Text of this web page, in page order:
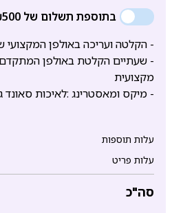
בתוספת תשלום של ₪500
- הקלטה ועריכה באולפן המקצועי
- שעתיים הקלטת באולפן המתקדם
מקצועית
- מיקס ומאסטרינג :לאיכות סאונד
עלות תוספות
עלות פריט
סה"כ